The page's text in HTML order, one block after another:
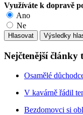
Využíváte k dopravě
Ano
Ne
Nejčtenější články
Osamělé
V kavárně řádil
Bezdomovci si